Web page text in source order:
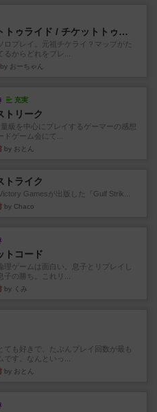
チケットトゥライド / チケットトゥライドアメリカ
ロプレイ。元祖チケライ？マップがた
るからどれをプレ...
by おーちゃん
充実
トリーク
級を中心にプレイするゲーマーの感想
ドゲーム会にて...
by おとん
トライク
Gamesが出版した『Gulf Strik...
by Chaco
トコード
理ゲームは面白い。息子とリプレイし
子の勝ち。これリ...
by くみ
ても好きで、たぶんプレイ回数が最も
です。なんといっ...
by おとん